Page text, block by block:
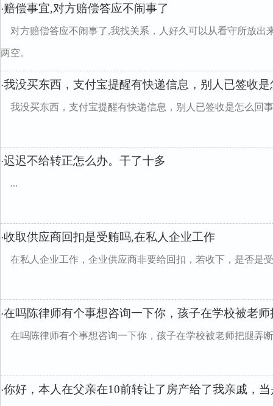
·赔偿事宜,对方赔偿答应不闹事了
对方赔偿答应不闹事了,我找关系，人好久可以从看守所放出
两空。
·我没买东西，支付宝提醒有快递信息，别人已签收
我没买东西，支付宝提醒有快递信息，别人已签收是怎么回事
·迟迟不给转正怎么办。干了十多
...
·收取供应商回扣是受贿吗,在私人企业工作
在私人企业工作，企业供应商非要给回扣，若收下，是否是
·在吗陈律师有个事想咨询一下你，孩子在学校被老
在吗陈律师有个事想咨询一下你，孩子在学校被老师把腿弄
·你好，本人在父亲在10前转让了房产给了我亲戚，